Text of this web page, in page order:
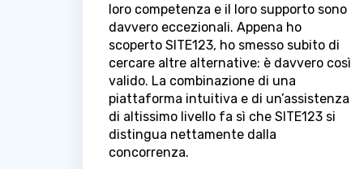
loro competenza e il loro supporto sono
davvero eccezionali. Appena ho
scoperto SITE123, ho smesso subito di
cercare altre alternative: è davvero così
valido. La combinazione di una
piattaforma intuitiva e di un’assistenza
di altissimo livello fa sì che SITE123 si
distingua nettamente dalla
concorrenza.